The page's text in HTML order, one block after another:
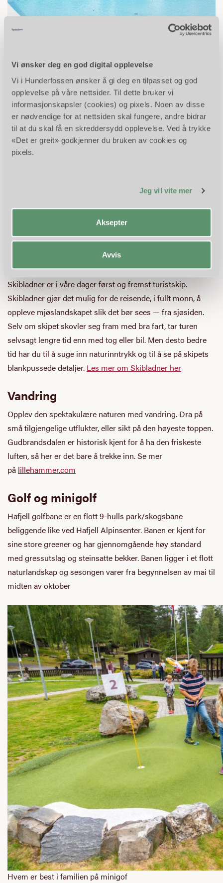
Vi ønsker deg en god digital opplevelse
Vi i Hunderfossen ønsker å gi deg en tilpasset og god
opplevelse på våre nettsider. Til dette bruker vi
informasjonskapsler (cookies) og pixels. Noen av disse
er nødvendige for at nettsiden skal fungere, andre bidrar
til at du skal få en skreddersydd opplevelse. Ved å trykke
«Det er greit» godkjenner du bruken av cookies og
pixels.
Jeg vil vite mer
Aksepter
Avvis
Her kan du hoppe, plaske, trimme, dykke, trene, ta badstu
største badeanlegg Jorekstad fritidsbad er tilpasset alle
aldersgrupper.
Les mer om Jorekstad her
Skibladner
Skibladner er i våre dager først og fremst turistskip.
Skibladner gjør det mulig for de reisende, i fullt monn, å
oppleve mjøslandskapet slik det bør sees — fra sjøsiden.
Selv om skipet skovler seg fram med bra fart, tar turen
selvsagt lengre tid enn med tog eller bil. Men desto bedre
tid har du til å suge inn naturinntrykk og til å se på skipets
blankpussede detaljer. Les mer om Skibladner her
Vandring
Opplev den spektakulære naturen med vandring. Dra på
små tilgjengelige utflukter, eller sikt på den høyeste toppen.
Gudbrandsdalen er historisk kjent for å ha den friskeste
luften, så her er det bare å trekke inn. Se mer
på lillehammer.com
Golf og minigolf
Hafjell golfbane er en flott 9-hulls park/skogsbane
beliggende like ved Hafjell Alpinsenter. Banen er kjent for
sine store greener og har gjennomgående høy standard
med gressutslag og steinsatte bekker. Banen ligger i et flott
naturlandskap og sesongen varer fra begynnelsen av mai til
midten av oktober
Hvem er best i familien på minigof